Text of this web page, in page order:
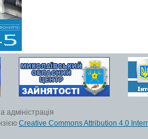
Creative Commons Attribution 4.0